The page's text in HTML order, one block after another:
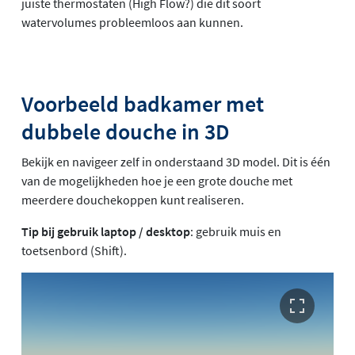
juiste thermostaten (High Flow?) die dit soort
watervolumes probleemloos aan kunnen.
Voorbeeld badkamer met
dubbele douche in 3D
Bekijk en navigeer zelf in onderstaand 3D model. Dit is één
van de mogelijkheden hoe je een grote douche met
meerdere douchekoppen kunt realiseren.
Tip bij gebruik laptop / desktop: gebruik muis en
toetsenbord (Shift).